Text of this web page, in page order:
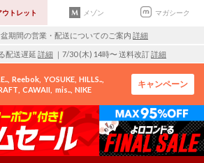
ウトレット メゾン マガシーク
盆期間の営業・配送についてのご案内 詳細
配送遅延 詳細 ｜7/30 (木) 14時〜 送料改訂詳細
Reebok YOSUKE HILLS..
CAWAII mis.. NIKE
キャンペーン